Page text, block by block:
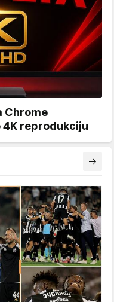
Chrome
reprodukciju